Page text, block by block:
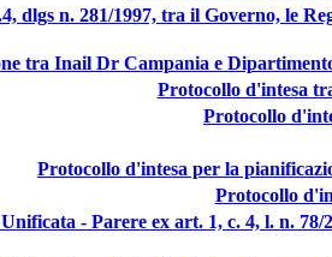
dlgs n. 281/1997, tra il Governo, le
tra Inail Dr Campania e
Protocollo d'intesa
Protocollo
Protocollo d'intesa per la
Protocollo
- Parere ex art. 1, c. 4, l. n.